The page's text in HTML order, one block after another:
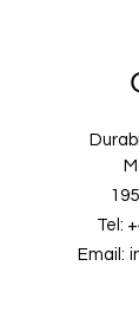
Tel:
Email: